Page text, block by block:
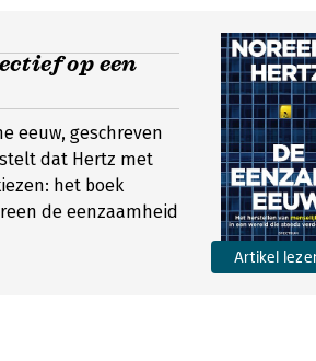
op een
eeuw, geschreven
dat Hertz met
het boek
de eenzaamheid
Artikel